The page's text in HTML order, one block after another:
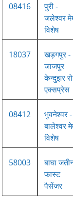
08416
पुरी -
जलेश्वर
विशेष
18037
खड़गपुर -
जाजपुर
केन्दुझर
एक्सप्रेस
08412
भुवनेश्वर -
बालेश्वर
विशेष
58003
बाघा
फास्ट
पैसेंजर